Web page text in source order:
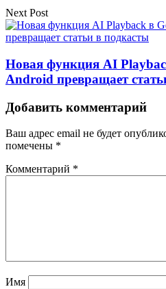
Next Post
Новая функция AI
Android превращает
Добавить комментарий
Ваш адрес email не будет
помечены *
Комментарий *
Имя